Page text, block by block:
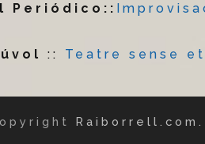
Periódico::
:: Teatre sense
Raiborrell.com.